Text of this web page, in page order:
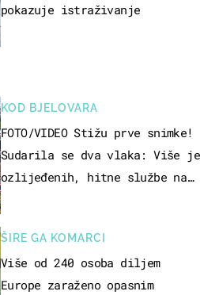
KOD BJELOVARA
FOTO/VIDEO Stižu prve snimke!
Sudarila se dva vlaka: Više je
ozlijeđenih, hitne službe na
ŠIRE GA KOMARCI
Više od 240 osoba diljem
Europe zaraženo opasnim
pokazuje istraživanje